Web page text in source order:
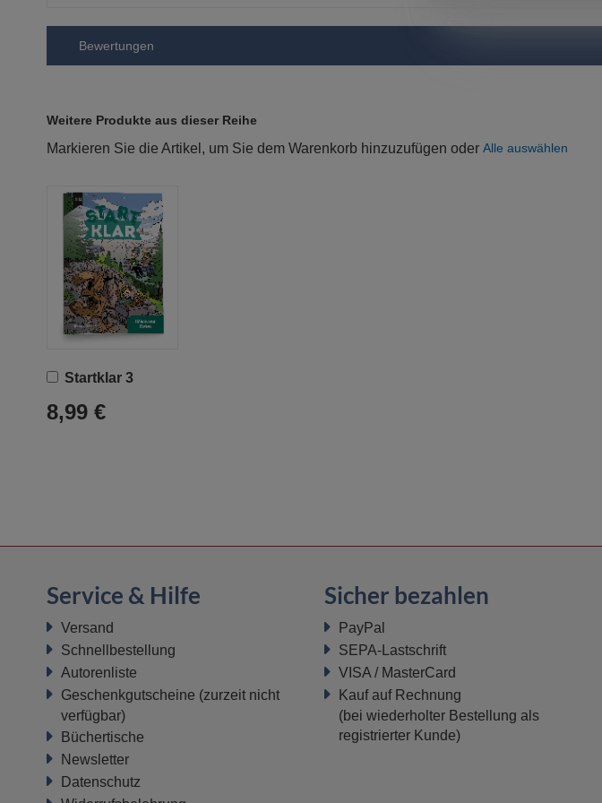
Bewertungen
Weitere Produkte aus dieser Reihe
Markieren Sie die Artikel, um Sie dem Warenkorb hinzuzufügen oder Alle auswählen
Startklar 3
8,99 €
In
Warenkorb
Service & Hilfe
Versand
Schnellbestellung
Autorenliste
Geschenkgutscheine (zurzeit nicht
verfügbar)
Büchertische
Newsletter
Datenschutz
Sicher bezahlen
PayPal
SEPA-Lastschrift
VISA / MasterCard
Kauf auf Rechnung
(bei wiederholter Bestellung als
registrierter Kunde)